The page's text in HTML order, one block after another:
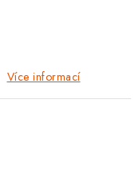
Více informací